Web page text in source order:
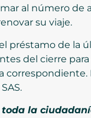
al número de
su viaje.
préstamo de la
del cierre
correspondiente.
toda la